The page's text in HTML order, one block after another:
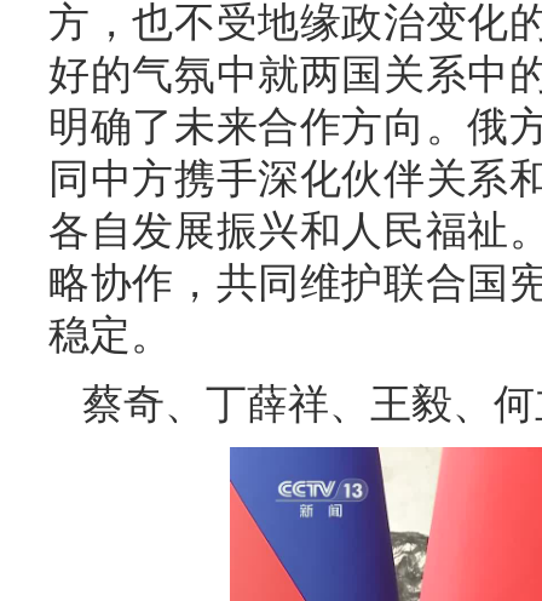
方，也不受地缘政治变化
好的气氛中就两国关系中
明确了未来合作方向。俄
同中方携手深化伙伴关系
各自发展振兴和人民福祉
略协作，共同维护联合国
稳定。
蔡奇、丁薛祥、王毅、